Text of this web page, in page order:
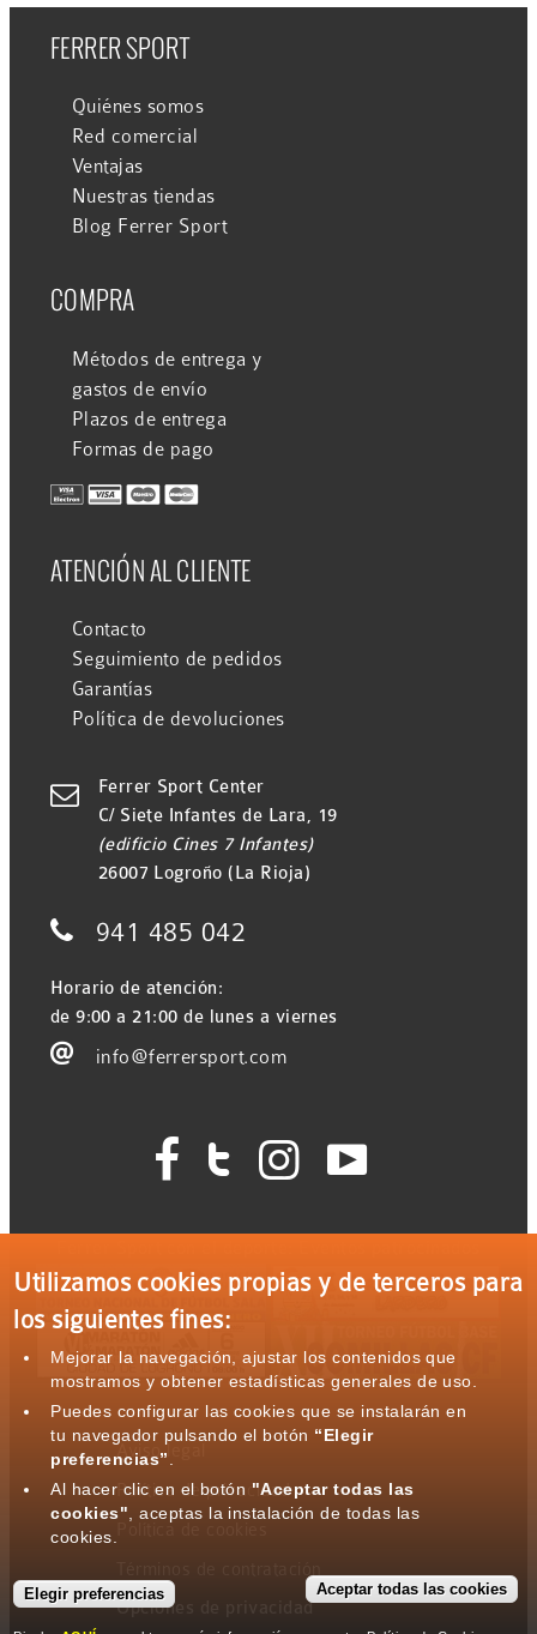
FERRER SPORT
Quiénes somos
Red comercial
Ventajas
Nuestras tiendas
Blog Ferrer Sport
COMPRA
Métodos de entrega y
gastos de envío
Plazos de entrega
Formas de pago
ATENCIÓN AL CLIENTE
Contacto
Seguimiento de pedidos
Garantías
Política de devoluciones

Ferrer Sport Center
C/ Siete Infantes de Lara, 19
(edificio Cines 7 Infantes)
26007 Logroño (La Rioja)
 941 485 042
Horario de atención:
de 9:00 a 21:00 de lunes a viernes
 info@ferrersport.com
   
Aviso legal
Política de privacidad
Opciones de privacidad
Utilizamos cookies propias y de terceros para
los siguientes fines:
Mejorar la navegación, ajustar los contenidos que
mostramos y obtener estadísticas generales de uso.
Puedes configurar las cookies que se instalarán en
tu navegador pulsando el botón “Elegir
preferencias”
Al hacer clic en el botón "Aceptar todas las
cookies" , aceptas la instalación de todas las
cookies.
Elegir preferencias Aceptar todas las cookies